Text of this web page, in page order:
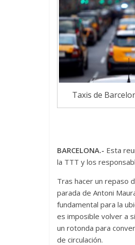
Taxis de
BARCELONA.- Esta
la TTT y los
Tras hacer un repaso
parada de Antoni
fundamental para la
es imposible volver a
un rotonda para
de circulación.